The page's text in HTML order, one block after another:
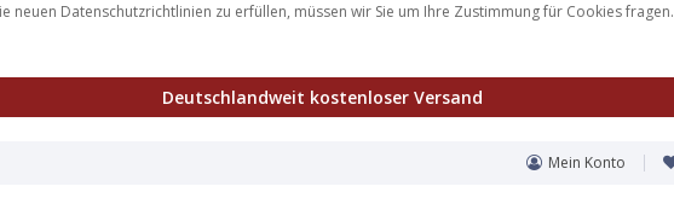
neuen Datenschutzrichtlinien zu erfüllen, müssen wir Sie um Ihre Zustimmung für Cookies fragen.
Deutschlandweit kostenloser Versand
Mein Konto